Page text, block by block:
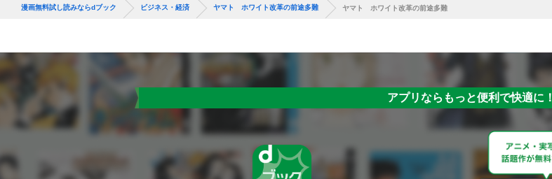
漫画無料試し読みならdブック ビジネス・経済 ヤマト ホワイト改革の前途多難 ヤマト ホワイト改革の前途多難
アプリならもっと便利で快適に！